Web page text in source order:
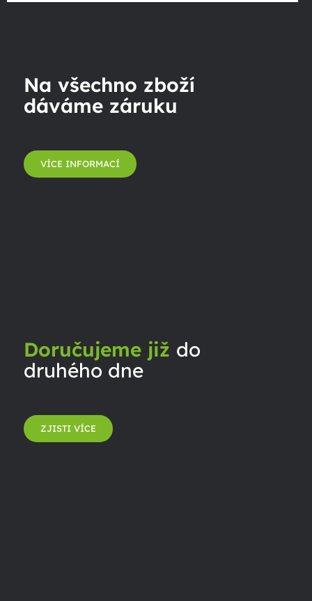
Na všechno zboží
dáváme záruku
VÍCE INFORMACÍ
Doručujeme již do
druhého dne
ZJISTI VÍCE